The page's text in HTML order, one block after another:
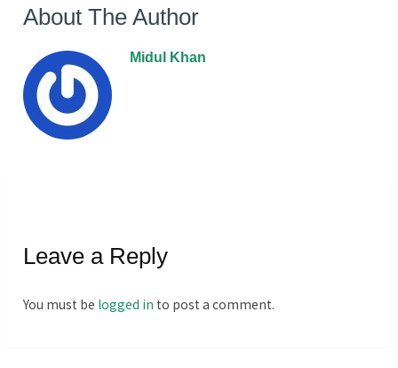
About The Author
Midul Khan
Leave a Reply
You must be logged in to post a comment.